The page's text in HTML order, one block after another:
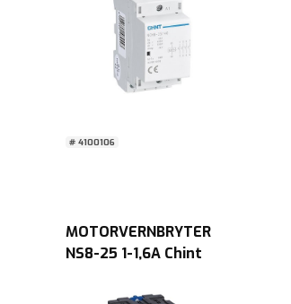
# 4100106
MOTORVERNBRYTER
NS8-25 1-1,6A Chint